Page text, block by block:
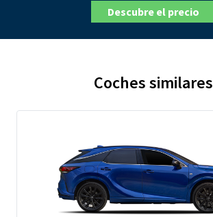
Descubre el precio
Coches similares